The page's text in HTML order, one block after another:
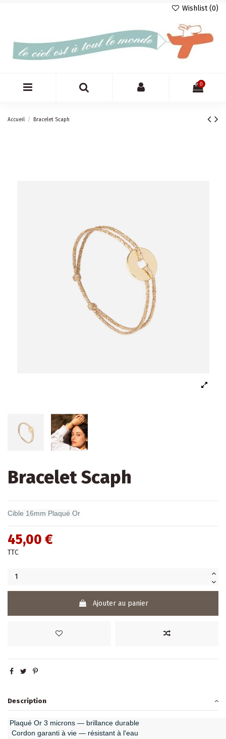
Wishlist (0)
0
Accueil Bracelet Scaph
Bracelet Scaph
Cible 16mm Plaqué Or
45,00 €
TTC
Ajouter au panier
Description
Plaqué Or 3 microns — brillance durable
Cordon garanti à vie — résistant à l'eau